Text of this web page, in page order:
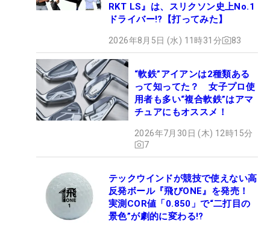
RKT LS』は、スリクソン史上No.1
ドライバー!?【打ってみた】
2026年8月5日 (水) 11時31分 83
“軟鉄”アイアンは2種類ある
って知ってた？ 女子プロ使
用者も多い“複合軟鉄”はアマ
チュアにもオススメ！
2026年7月30日 (木) 12時15分
7
テックウインドが競技で使えない高
反発ボール『飛びONE』を発売！
実測COR値「0.850」で“二打目の
景色”が劇的に変わる!?